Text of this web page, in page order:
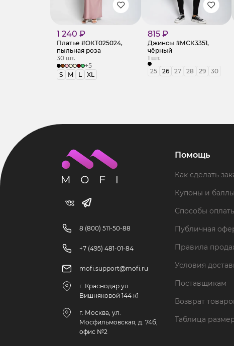
1 240 ₽
Платье #ОКТ025024,
пыльная роза
30 шт.
+5
S
M L XL
815 ₽
Джинсы #МСК3351,
чёрный
1 шт.
25
26 27 28 29 30
8 (800) 511-50-88
+7 (495) 481-01-84
mofi.support@mofi.ru
г. Краснодар ул.
Вишняковой 144 к1
г. Москва, ул.
Мосфильмовская, д. 74б,
офис №2
Помощь
Как сделать
Купоны и баллы
Способы
Публичная
Правила
Условия
Поставщикам
Возврат
Таблица